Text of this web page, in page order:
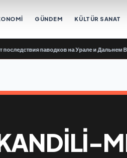
GÜNDEM KÜLTÜR SANAT
паводков на Урале и Дальнем